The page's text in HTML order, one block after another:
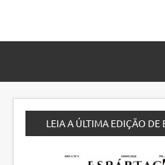
LEIA A ÚLTIMA EDIÇÃO DE